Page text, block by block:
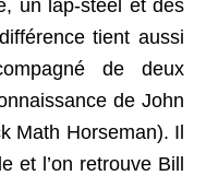
un lap-steel et des
tient aussi
de deux
de John
Math Horseman). Il
et l’on retrouve Bill